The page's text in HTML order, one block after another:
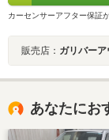
カーセンサーアフター保証
販売店： ガリバー
あなたにお